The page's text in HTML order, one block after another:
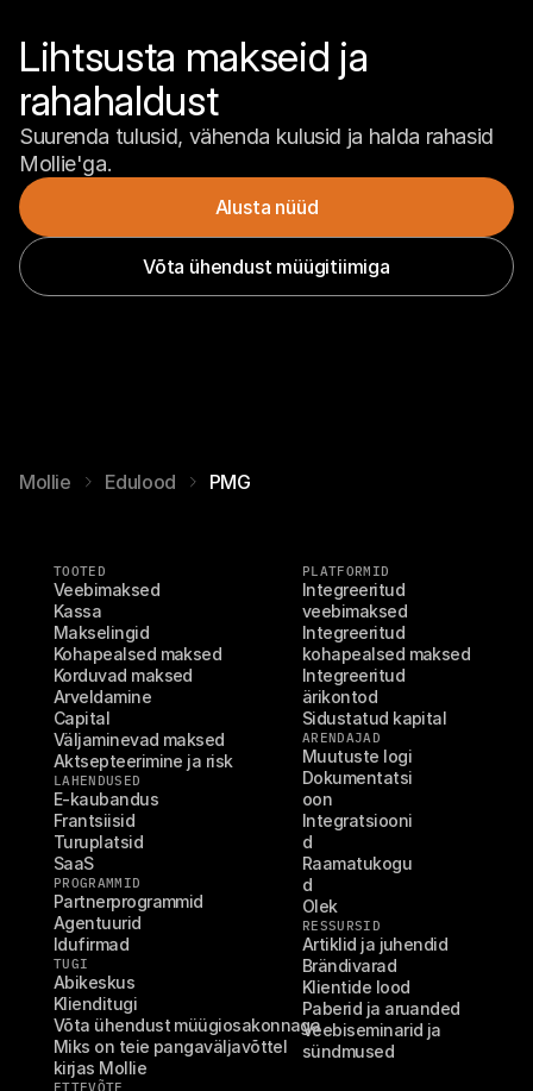
Lihtsusta makseid ja
rahahaldust
Suurenda tulusid, vähenda kulusid ja halda rahasid
Mollie'ga.
Alusta nüüd
Võta ühendust müügitiimiga
Mollie Edulood PMG
TOOTED
Veebimaksed
Kassa
Makselingid
Kohapealsed maksed
Korduvad maksed
Arveldamine
Capital
Väljaminevad maksed
Aktsepteerimine ja risk
LAHENDUSED
E-kaubandus
Frantsiisid
Turuplatsid
SaaS
PROGRAMMID
Partnerprogrammid
Agentuurid
Idufirmad
TUGI
Abikeskus
Klienditugi
Võta ühendust müügiosakonnaga
Miks on teie pangaväljavõttel
kirjas Mollie
ETTEVÕTE
PLATFORMID
Integreeritud
veebimaksed
Integreeritud
kohapealsed maksed
Integreeritud
ärikontod
Sidustatud kapital
ARENDAJAD
Muutuste logi
Dokumentatsi
oon
Integratsiooni
d
Raamatukogu
d
Olek
RESSURSID
Artiklid ja juhendid
Brändivarad
Klientide lood
Paberid ja aruanded
Veebiseminarid ja
sündmused